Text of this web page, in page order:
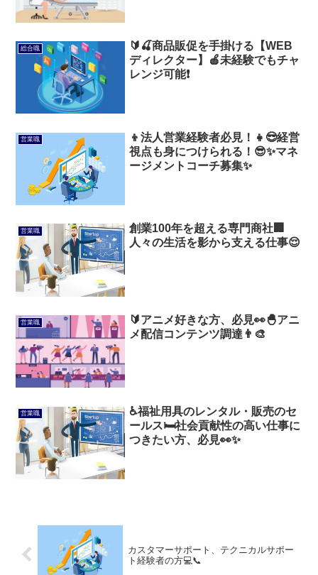
総合職
🔰🍒商品販促を手掛ける【WEB
ディレクター】🍎未経験でもチャ
レンジ可能❗️
営業職
👦法人営業経験者必見！👧😎経営
視点も身につけられる！😎✨マネ
ージメントコーチ募集✨
営業職
創業100年を超える専門商社🏢
人々の生活を影から支える仕事😌
営業職
🔰アニメ好きな方、必見👀🐣アニ
メ配信コンテンツ調達👨‍🎨
営業職
♿福祉用具のレンタル・販売のセ
ールス🛏️社会貢献性の高い仕事に
つきたい方、必見👀✨
カスタマーサポート、テクニカルサポー
ト経験者の方💻📞